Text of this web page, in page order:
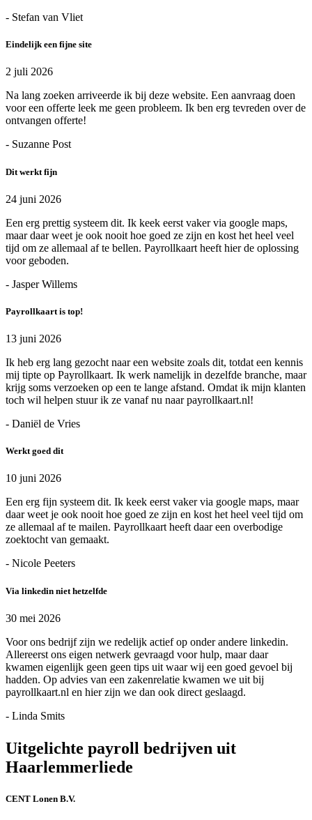
- Stefan van Vliet
Eindelijk een fijne site
2 juli 2026
Na lang zoeken arriveerde ik bij deze website. Een aanvraag doen
voor een offerte leek me geen probleem. Ik ben erg tevreden over de
ontvangen offerte!
- Suzanne Post
Dit werkt fijn
24 juni 2026
Een erg prettig systeem dit. Ik keek eerst vaker via google maps,
maar daar weet je ook nooit hoe goed ze zijn en kost het heel veel
tijd om ze allemaal af te bellen. Payrollkaart heeft hier de oplossing
voor geboden.
- Jasper Willems
Payrollkaart is top!
13 juni 2026
Ik heb erg lang gezocht naar een website zoals dit, totdat een kennis
mij tipte op Payrollkaart. Ik werk namelijk in dezelfde branche, maar
krijg soms verzoeken op een te lange afstand. Omdat ik mijn klanten
toch wil helpen stuur ik ze vanaf nu naar payrollkaart.nl!
- Daniël de Vries
Werkt goed dit
10 juni 2026
Een erg fijn systeem dit. Ik keek eerst vaker via google maps, maar
daar weet je ook nooit hoe goed ze zijn en kost het heel veel tijd om
ze allemaal af te mailen. Payrollkaart heeft daar een overbodige
zoektocht van gemaakt.
- Nicole Peeters
Via linkedin niet hetzelfde
30 mei 2026
Voor ons bedrijf zijn we redelijk actief op onder andere linkedin.
Allereerst ons eigen netwerk gevraagd voor hulp, maar daar
kwamen eigenlijk geen geen tips uit waar wij een goed gevoel bij
hadden. Op advies van een zakenrelatie kwamen we uit bij
payrollkaart.nl en hier zijn we dan ook direct geslaagd.
- Linda Smits
Uitgelichte payroll bedrijven uit
Haarlemmerliede
CENT Lonen B.V.